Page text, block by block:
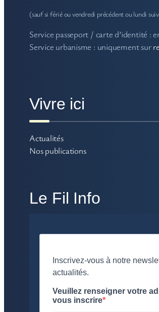
(sauf si férié ou vendredi précédent ou lundi
Service passeport / carte d’identité :
Service urbanisme : uniquement sur
Vivre ici
Actualités
Nos publications
Le Fil Info